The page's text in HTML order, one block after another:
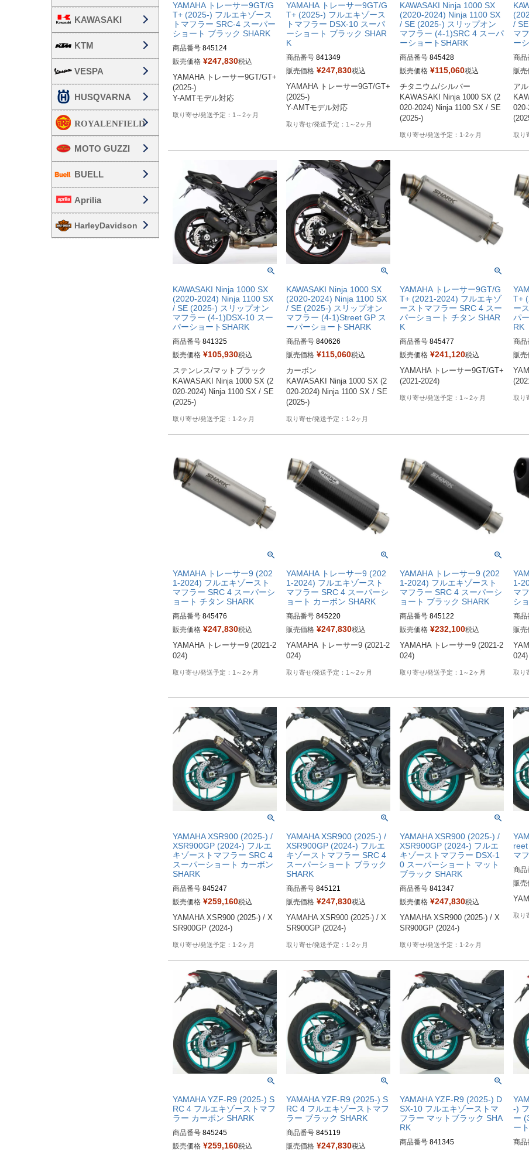
KAWASAKI
KTM
VESPA
HUSQVARNA
MOTO GUZZI
BUELL
Aprilia
HarleyDavidson
YAMAHA トレーサー9GT/G
T+ (2025-) フルエキゾース
トマフラー SRC-4 スーパー
ショート ブラック SHARK
商品番号 845124
販売価格 ¥247,830税込
YAMAHA トレーサー9GT/GT+
(2025-)
Y-AMTモデル対応
1～2ヶ月
YAMAHA トレーサー9GT/G
T+ (2025-) フルエキゾース
トマフラー DSX-10 スーパ
ーショート ブラック SHAR
K
商品番号 841349
販売価格 ¥247,830税込
YAMAHA トレーサー9GT/GT+
(2025-)
Y-AMTモデル対応
1～2ヶ月
KAWASAKI Ninja 1000 SX
(2020-2024) Ninja 1100 SX
/ SE (2025-) スリップオン
マフラー (4-1)SRC 4 スーパ
ーショートSHARK
商品番号 845428
販売価格 ¥115,060税込
チタニウム/シルバー
KAWASAKI Ninja 1000 SX (2
020-2024) Ninja 1100 SX / SE
(2025-)
1-2ヶ月
/
マ
ー
商品
販売
ア
KAWASAKI Ninja 1000 SX
(2020-2024) Ninja 1100 SX
/ SE (2025-) スリップオン
マフラー (4-1)DSX-10 スー
パーショートSHARK
商品番号 841325
販売価格 ¥105,930税込
ステンレス/マットブラック
KAWASAKI Ninja 1000 SX (2
020-2024) Ninja 1100 SX / SE
(2025-)
1-2ヶ月
KAWASAKI Ninja 1000 SX
(2020-2024) Ninja 1100 SX
/ SE (2025-) スリップオン
マフラー (4-1)Street GP ス
ーパーショートSHARK
商品番号 840626
販売価格 ¥115,060税込
カーボン
KAWASAKI Ninja 1000 SX (2
020-2024) Ninja 1100 SX / SE
(2025-)
1-2ヶ月
YAMAHA トレーサー9GT/G
T+ (2021-2024) フルエキゾ
ーストマフラー SRC 4 スー
パーショート チタン SHAR
K
商品番号 845477
販売価格 ¥241,120税込
YAMAHA トレーサー9GT/GT+
(2021-2024)
1～2ヶ月
T+
ー
パ
RK
商品
販売
YAMAHA トレーサー9 (202
1-2024) フルエキゾースト
マフラー SRC 4 スーパーシ
ョート チタン SHARK
商品番号 845476
販売価格 ¥247,830税込
YAMAHA トレーサー9 (2021-2
024)
1～2ヶ月
YAMAHA トレーサー9 (202
1-2024) フルエキゾースト
マフラー SRC 4 スーパーシ
ョート カーボン SHARK
商品番号 845220
販売価格 ¥247,830税込
YAMAHA トレーサー9 (2021-2
024)
1～2ヶ月
YAMAHA トレーサー9 (202
1-2024) フルエキゾースト
マフラー SRC 4 スーパーシ
ョート ブラック SHARK
商品番号 845122
販売価格 ¥232,100税込
YAMAHA トレーサー9 (2021-2
024)
1～2ヶ月
1-
マ
シ
商品
販売
024)
YAMAHA XSR900 (2025-) /
XSR900GP (2024-) フルエ
キゾーストマフラー SRC 4
スーパーショート カーボン
SHARK
商品番号 845247
販売価格 ¥259,160税込
YAMAHA XSR900 (2025-) / X
SR900GP (2024-)
1-2ヶ月
YAMAHA XSR900 (2025-) /
XSR900GP (2024-) フルエ
キゾーストマフラー SRC 4
スーパーショート ブラック
SHARK
商品番号 845121
販売価格 ¥247,830税込
YAMAHA XSR900 (2025-) / X
SR900GP (2024-)
1-2ヶ月
YAMAHA XSR900 (2025-) /
XSR900GP (2024-) フルエ
キゾーストマフラー DSX-1
0 スーパーショート マット
ブラック SHARK
商品番号 841347
販売価格 ¥247,830税込
YAMAHA XSR900 (2025-) / X
SR900GP (2024-)
1-2ヶ月
マ
商品
販売
YAMAHA YZF-R9 (2025-) S
RC 4 フルエキゾーストマフ
ラー カーボン SHARK
商品番号 845245
販売価格 ¥259,160税込
YAMAHA YZF-R9 (2025-) S
RC 4 フルエキゾーストマフ
ラー ブラック SHARK
商品番号 845119
販売価格 ¥247,830税込
YAMAHA YZF-R9 (2025-) D
SX-10 フルエキゾーストマ
フラー マットブラック SHA
RK
商品番号 841345
-)
ー
ー
商品